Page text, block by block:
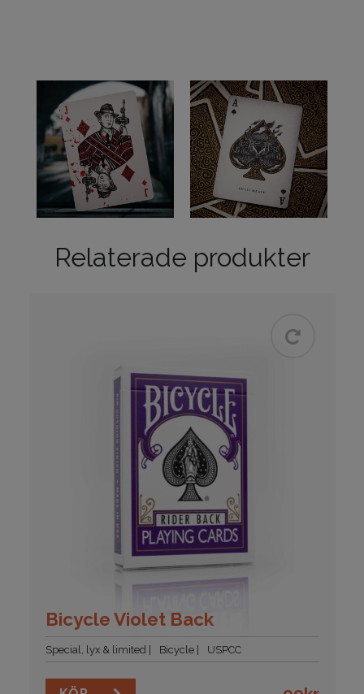
Relaterade produkter
Bicycle Violet Back
Special, lyx & limited Bicycle USPCC